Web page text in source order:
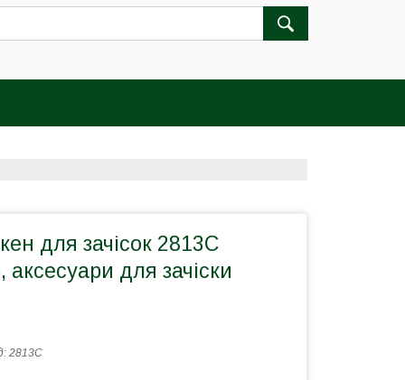
для зачісок 2813C
аксесуари для зачіски
2813C